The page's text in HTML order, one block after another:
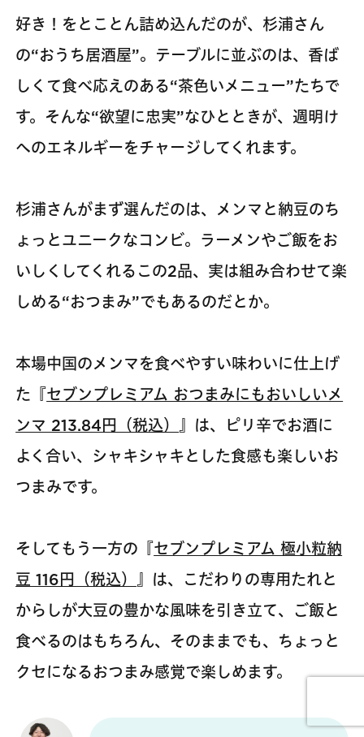
好き！をとことん詰め込んだのが、杉浦さん
の“おうち居酒屋”。テーブルに並ぶのは、香ば
しくて食べ応えのある“茶色いメニュー”たちで
す。そんな“欲望に忠実”なひとときが、週明け
へのエネルギーをチャージしてくれます。
杉浦さんがまず選んだのは、メンマと納豆のち
ょっとユニークなコンビ。ラーメンやご飯をお
いしくしてくれるこの2品、実は組み合わせて楽
しめる“おつまみ”でもあるのだとか。
本場中国のメンマを食べやすい味わいに仕上げ
た『セブンプレミアム おつまみにもおいしいメ
ンマ 213.84円（税込） 』は、ピリ辛でお酒に
よく合い、シャキシャキとした食感も楽しいお
つまみです。
そしてもう一方の『セブンプレミアム 極小粒納
豆 116円（税込） 』は、こだわりの専用たれと
からしが大豆の豊かな風味を引き立て、ご飯と
食べるのはもちろん、そのままでも、ちょっと
クセになるおつまみ感覚で楽しめます。